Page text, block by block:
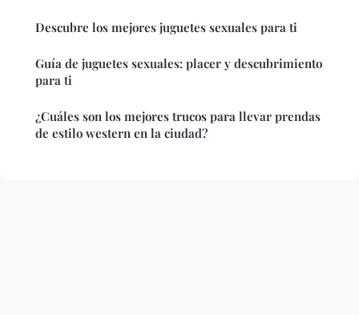
Descubre los mejores juguetes sexuales para ti
Guía de juguetes sexuales: placer y descubrimiento
para ti
¿Cuáles son los mejores trucos para llevar prendas
de estilo western en la ciudad?